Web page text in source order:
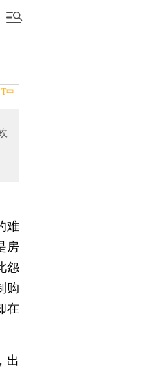
T中
难
房
怨
购
在
出